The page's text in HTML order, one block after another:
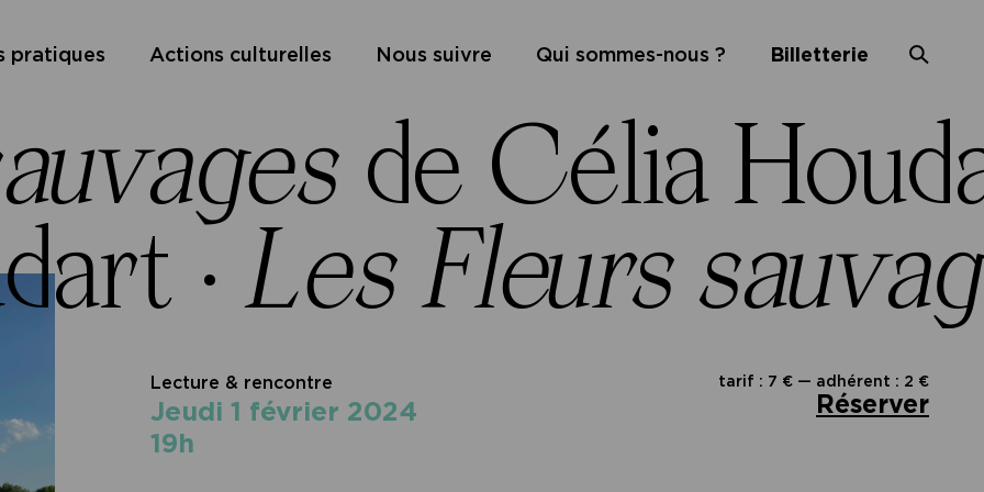
pratiques Actions culturelles Nous suivre Qui sommes-nous ? Billetterie
de Célia
· Les Fleurs
tarif : 7 € — adhérent : 2 €
Réserver
Lecture & rencontre
jeudi 1 février 2024
19h